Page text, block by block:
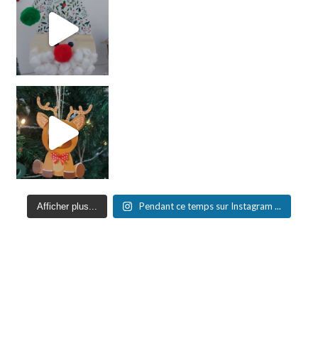
Afficher plus... Pendant ce temps sur Instagram ...